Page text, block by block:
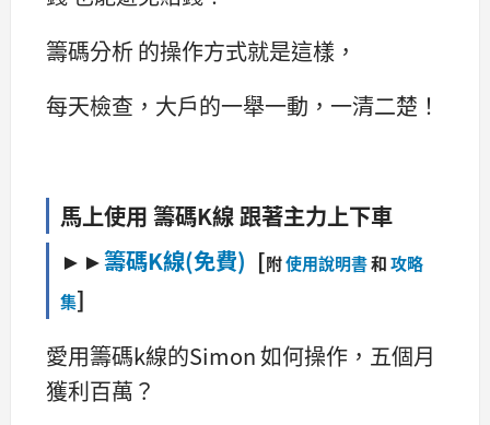
籌碼分析 的操作方式就是這樣，
每天檢查，大戶的一舉一動，一清二楚！
馬上使用 籌碼K線 跟著主力上下車
►►籌碼K線(免費) [附使用說明書和攻略
集]
愛用籌碼k線的Simon 如何操作，五個月
獲利百萬？